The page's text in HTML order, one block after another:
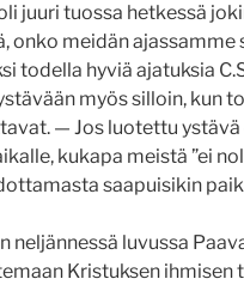
juuri tuossa hetkessä
onko meidän
todella hyviä ajatuksia
myös silloin, kun
— Jos luotettu
kukapa meistä ”ei
saapuisikin
neljännessä luvussa
Kristuksen